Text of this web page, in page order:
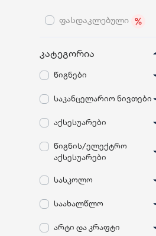
ფასდაკლებული
კატეგორია
წიგნები
საკანცელარიო ნივთები
აქსესუარები
წიგნის/ელექტრო
აქსესუარები
სასკოლო
საახალწლო
არტი და კრაფტი